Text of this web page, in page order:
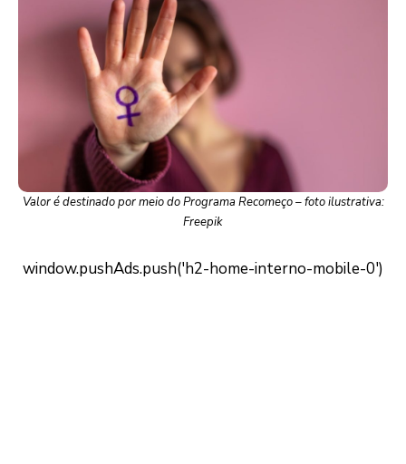
Valor é destinado por meio do Programa Recomeço – foto ilustrativa:
Freepik